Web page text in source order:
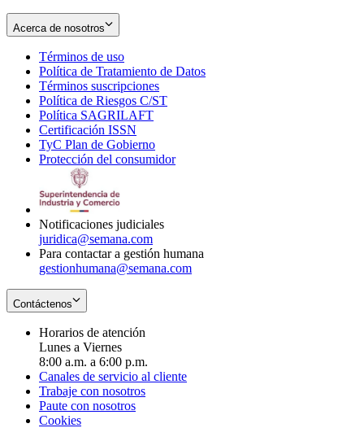
Acerca de nosotros
Términos de uso
in
new
window
Política de Tratamiento de Datos
Términos suscripciones
in
Política de Riesgos C/ST
Política SAGRILAFT
new
window
Certificación ISSN
in
new
TyC Plan de Gobierno
in
Protección del consumidorOpens
Notificaciones judiciales
juridica@semana.com
Para contactar a gestión humana
gestionhumana@semana.com
Contáctenos
Horarios de atención
Lunes a Viernes
8:00 a.m. a 6:00 p.m.
Canales de servicio al cliente
Trabaje con nosotros
Paute con nosotros
Cookies